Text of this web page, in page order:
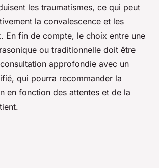
les traumatismes, ce qui peut
la convalescence et les
En fin de compte, le choix entre une
ou traditionnelle doit être
approfondie avec un
qui pourra recommander la
en fonction des attentes et de la